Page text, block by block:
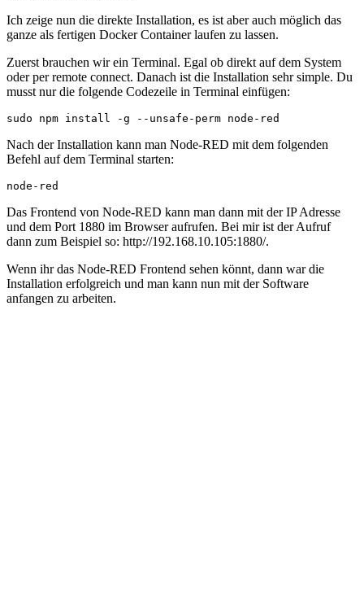
Ich zeige nun die direkte Installation, es ist aber auch möglich das
ganze als fertigen Docker Container laufen zu lassen.
Zuerst brauchen wir ein Terminal. Egal ob direkt auf dem System
oder per remote connect. Danach ist die Installation sehr simple. Du
musst nur die folgende Codezeile in Terminal einfügen:
Nach der Installation kann man Node-RED mit dem folgenden
Befehl auf dem Terminal starten:
node-red
Das Frontend von Node-RED kann man dann mit der IP Adresse
und dem Port 1880 im Browser aufrufen. Bei mir ist der Aufruf
dann zum Beispiel so: http://192.168.10.105:1880/.
Wenn ihr das Node-RED Frontend sehen könnt, dann war die
Installation erfolgreich und man kann nun mit der Software
anfangen zu arbeiten.